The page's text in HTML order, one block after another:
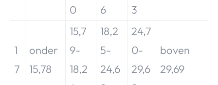
0
6
3
1
7
onder
15,78
15,7
9-
18,2
18,2
5-
24,6
24,7
0-
29,6
boven
29,69